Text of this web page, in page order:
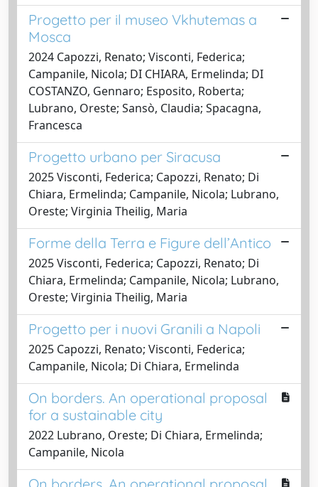
Progetto per il museo Vkhutemas a
Mosca
2024 Capozzi, Renato; Visconti, Federica;
Campanile, Nicola; DI CHIARA, Ermelinda; DI
COSTANZO, Gennaro; Esposito, Roberta;
Lubrano, Oreste; Sansò, Claudia; Spacagna,
Francesca
Progetto urbano per Siracusa
2025 Visconti, Federica; Capozzi, Renato; Di
Chiara, Ermelinda; Campanile, Nicola; Lubrano,
Oreste; Virginia Theilig, Maria
Forme della Terra e Figure dell’Antico
2025 Visconti, Federica; Capozzi, Renato; Di
Chiara, Ermelinda; Campanile, Nicola; Lubrano,
Oreste; Virginia Theilig, Maria
Progetto per i nuovi Granili a Napoli
2025 Capozzi, Renato; Visconti, Federica;
Campanile, Nicola; Di Chiara, Ermelinda
On borders. An operational proposal
for a sustainable city
2022 Lubrano, Oreste; Di Chiara, Ermelinda;
Campanile, Nicola